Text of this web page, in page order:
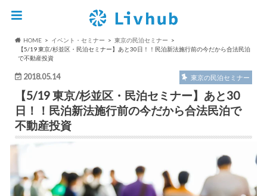
HOME イベント・セミナー
東京の民泊セミナー
【5/19 東京/杉並区・民泊セミナー】あと30日！！民泊新法施行前の今だから合法民泊
で不動産投資
2018.05.14 東京の民泊セミナー
【5/19 東京/杉並区・民泊セミナー】あと30
日！！民泊新法施行前の今だから合法民泊で
不動産投資